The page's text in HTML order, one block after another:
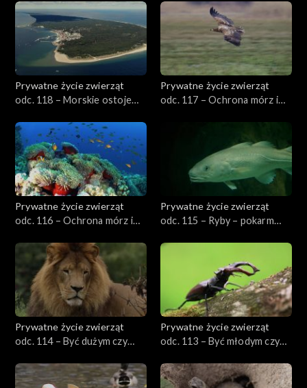
Prywatne życie zwierząt
odc. 118 – Morskie ostoje
Prywatne życie zwierząt
odc. 117 – Ochrona mórz i
Prywatne życie zwierząt
odc. 116 – Ochrona mórz i
Prywatne życie zwierząt
odc. 115 – Ryby – pokarm
Prywatne życie zwierząt
odc. 114 – Być dużym czy
Prywatne życie zwierząt
odc. 113 – Być młodym czy